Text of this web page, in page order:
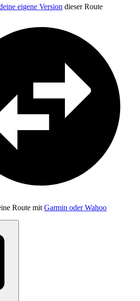
eigene Version dieser Route
Route mit Garmin oder Wahoo